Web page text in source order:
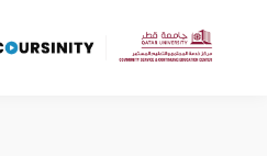
تواصل